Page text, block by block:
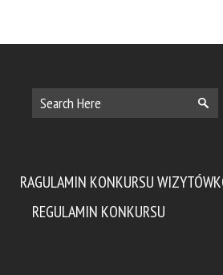
RAGULAMIN KONKURSU
REGULAMIN KONKURSU